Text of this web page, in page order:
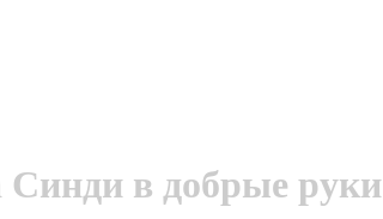
в добрые руки